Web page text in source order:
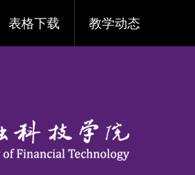
表格下载 教学动态